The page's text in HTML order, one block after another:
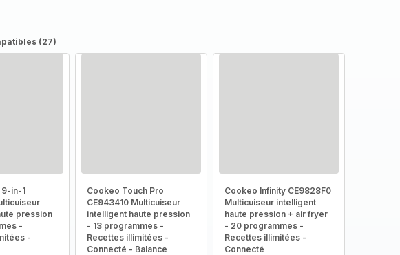
(27)
in-1
pression
-
-
Cookeo Touch Pro
CE943410 Multicuiseur
intelligent haute pression
- 13 programmes -
Recettes illimitées -
Connecté - Balance
Cookeo Infinity CE9828F0
Multicuiseur intelligent
haute pression + air fryer
- 20 programmes -
Recettes illimitées -
Connecté